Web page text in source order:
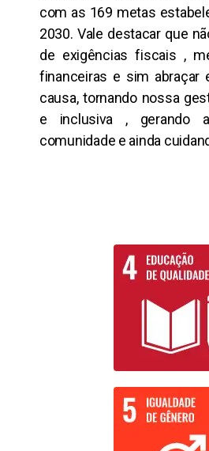
com as 169 metas
2030. Vale destacar que
de exigências fiscais ,
financeiras e sim abraçar
causa, tornando nossa
e inclusiva , gerando
comunidade e ainda